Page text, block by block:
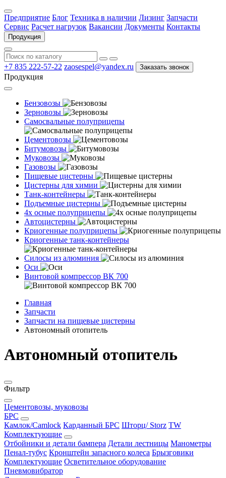
Предприятие Блог Техника в наличии Лизинг Запчасти
Сервис Расчет нагрузок Вакансии Документы Контакты
Продукция
+7 835 222-57-22 zaosespel@yandex.ru Заказать звонок
Продукция
Бензовозы
Зерновозы
Самосвальные полуприцепы
Цементовозы
Битумовозы
Муковозы
Газовозы
Пищевые цистерны
Цистерны для химии
Танк-контейнеры
Подъемные цистерны
4х осные полуприцепы
Автоцистерны
Криогенные полуприцепы
Криогенные танк-контейнеры
Силосы из алюминия
Оси
Винтовой компрессор ВК 700
Главная
Запчасти
Запчасти на пищевые цистерны
Автономный отопитель
Автономный отопитель
Фильтр
Цементовозы, муковозы
БРС
Камлок/Camlock Карданный БРС Шторц/ Storz TW
Комплектующие
Отбойники и детали бампера Детали лестницы Манометры
Пенал-тубус Кронштейн запасного колеса Брызговики
Комплектующие Осветительное оборудование
Пневмовибратор